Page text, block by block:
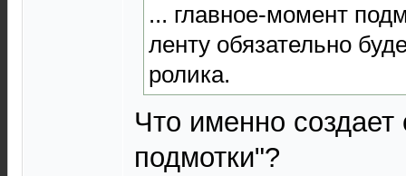
... главное-момент
ленту обязательно
ролика.
Что именно
подмотки"?